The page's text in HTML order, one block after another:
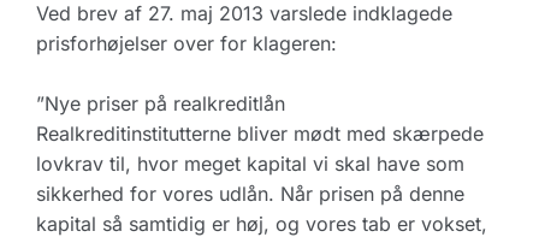
Ved brev af 27. maj 2013 varslede indklagede
prisforhøjelser over for klageren:
”Nye priser på realkreditlån
Realkreditinstitutterne bliver mødt med skærpede
lovkrav til, hvor meget kapital vi skal have som
sikkerhed for vores udlån. Når prisen på denne
kapital så samtidig er høj, og vores tab er vokset,